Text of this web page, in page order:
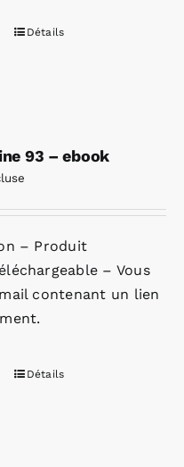
Détails
93 – ebook
– Produit
– Vous
contenant un lien
Détails